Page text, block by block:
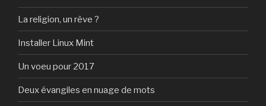
La religion, un rêve ?
Installer Linux Mint
Un voeu pour 2017
Deux évangiles en nuage de mots